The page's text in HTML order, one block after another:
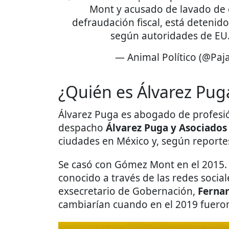
Mont y acusado de lavado
defraudación fiscal, está
según autoridades de
— Animal Político
¿Quién es Álvarez
Álvarez Puga es abogado de
despacho Álvarez Puga y Asociados
ciudades en México y, según
Se casó con Gómez Mont en el
conocido a través de las redes
exsecretario de Gobernación,
cambiarían cuando en el 2019